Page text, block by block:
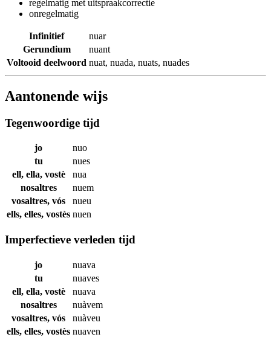
regelmatig met uitspraakcorrectie
onregelmatig
Infinitief
nuar
Gerundium
nuant
Voltooid deelwoord nuat, nuada, nuats, nuades
Aantonende wijs
Tegenwoordige tijd
jo
nuo
tu
nues
ell, ella, vostè
nua
nosaltres
nuem
vosaltres, vós
nueu
ells, elles, vostès nuen
Imperfectieve verleden tijd
jo
nuava
tu
nuaves
ell, ella, vostè
nuava
nosaltres
nuàvem
vosaltres, vós
nuàveu
ells, elles, vostès nuaven